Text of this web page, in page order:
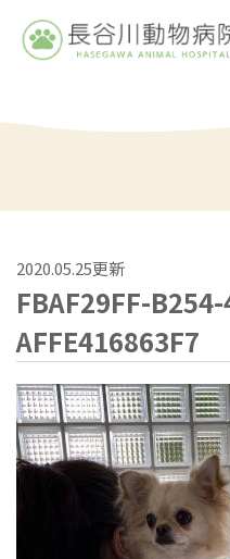
2020.05.25更新
FBAF29FF-
AFFE416863F7